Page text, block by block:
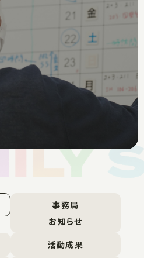
事務局
お知らせ
活動成果